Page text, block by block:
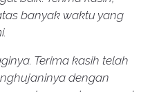
banyak waktu yang
Terima kasih telah
dengan